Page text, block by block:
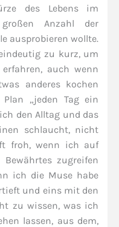
des Lebens im
Anzahl der
ausprobieren wollte.
zu kurz, um
auch wenn
anderes kochen
„jeden Tag ein
den Alltag und das
schlaucht, nicht
froh, wenn ich auf
zugreifen
ich die Muse habe
und eins mit den
zu wissen, was ich
lassen, aus dem,